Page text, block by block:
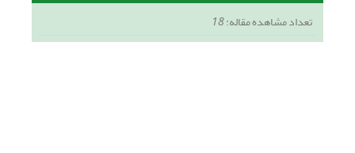
تعداد مشاهده مقاله:18